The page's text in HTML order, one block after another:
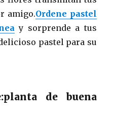
amigo.Ordene pastel
y sorprende a tus
pastel para su
de buena